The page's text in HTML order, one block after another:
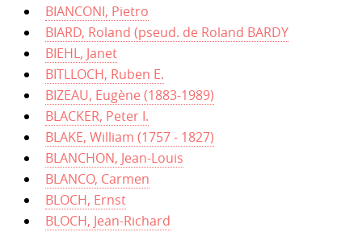
BIANCONI, Pietro
BIARD, Roland (pseud. de Roland BARDY
BIEHL, Janet
BITLLOCH, Ruben E.
BIZEAU, Eugène (1883-1989)
BLACKER, Peter I.
BLAKE, William (1757 - 1827)
BLANCHON, Jean-Louis
BLANCO, Carmen
BLOCH, Ernst
BLOCH, Jean-Richard